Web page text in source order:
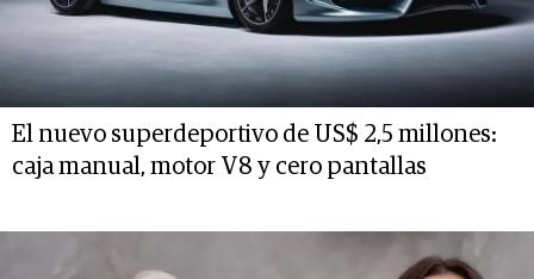
El nuevo superdeportivo de US$ 2,5 millones:
caja manual, motor V8 y cero pantallas